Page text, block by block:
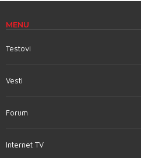
MENU
Testovi
Vesti
Forum
Internet TV